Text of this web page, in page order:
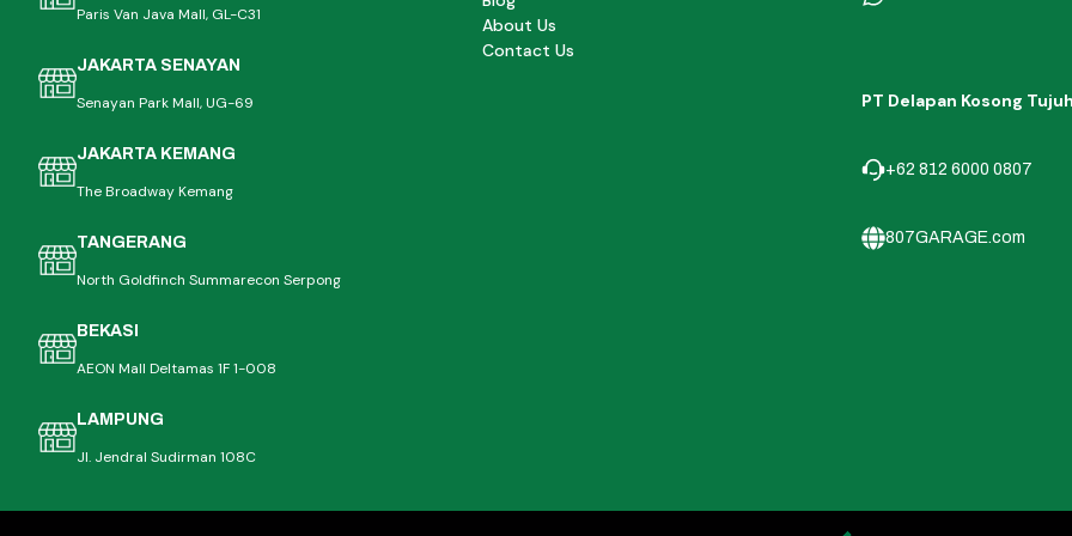
Paris Van Java Mall, GL-C31
JAKARTA SENAYAN
Senayan Park Mall, UG-69
JAKARTA KEMANG
The Broadway Kemang
TANGERANG
North Goldfinch Summarecon Serpong
BEKASI
AEON Mall Deltamas 1F 1-008
LAMPUNG
Jl. Jendral Sudirman 108C
About Us
Contact Us
PT Delapan Kosong
+62 812 6000 0807
807GARAGE.com